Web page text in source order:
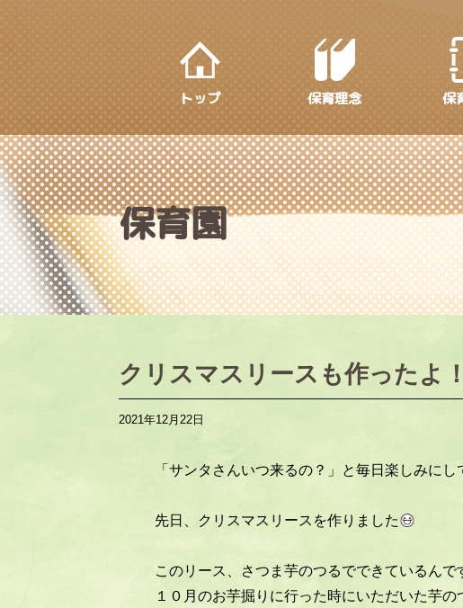
k
i
p
t
o
m
a
i
n
c
o
n
トップ 保育理念 保
保育園
クリスマスリースも作ったよ
2021年12月22日
「サンタさんいつ来るの？」と毎日楽しみに
先日、クリスマスリースを作りました
このリース、さつま芋のつるでできているんで
１０月のお芋掘りに行った時にいただいた芋の